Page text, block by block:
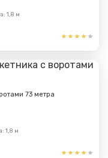
1,8 м
73 метра
1,8 м